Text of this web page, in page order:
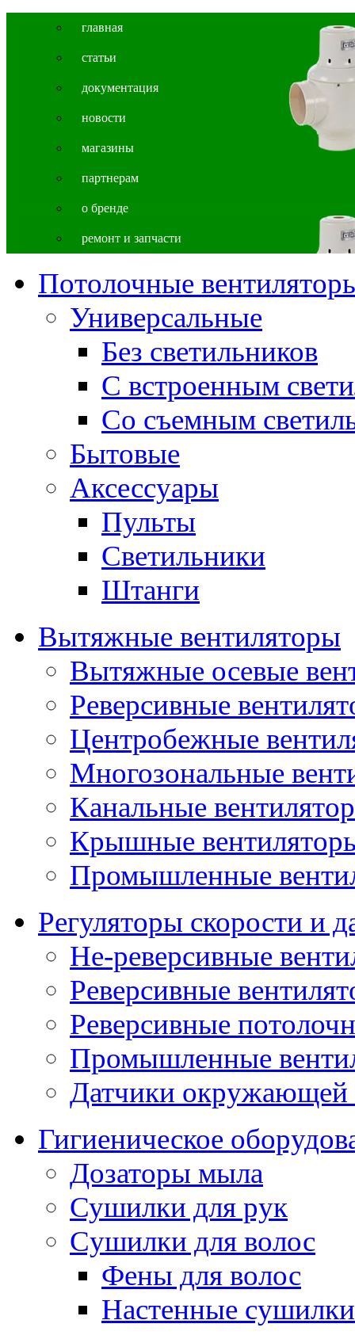
главная
cтатьи
документация
новости
магазины
партнерам
о бренде
ремонт и запчасти
Потолочные
Универсальные
Без светильников
С встроенным
Со съемным
Бытовые
Аксессуары
Пульты
Светильники
Штанги
Вытяжные вентиляторы
Вытяжные осевые
Реверсивные
Центробежные
Многозональные
Канальные
Крышные
Промышленные
Регуляторы скорости и
Не-реверсивные
Реверсивные
Реверсивные
Промышленные
Датчики окружающей
Гигиеническое
Дозаторы мыла
Сушилки для рук
Cушилки для волос
Фены для волос
Настенные сушилки